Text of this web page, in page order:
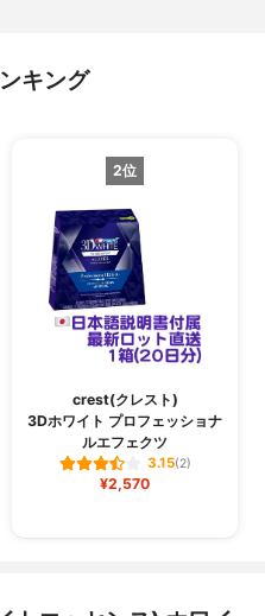
キング
2位
crest(クレスト)
3Dホワイト プロフェッショナ
ルエフェクツ
3.15(2)
¥2,570